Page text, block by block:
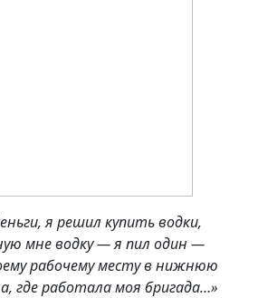
я решил купить водки,
мне водку — я пил один —
рабочему месту в нижнюю
где работала моя бригада…»